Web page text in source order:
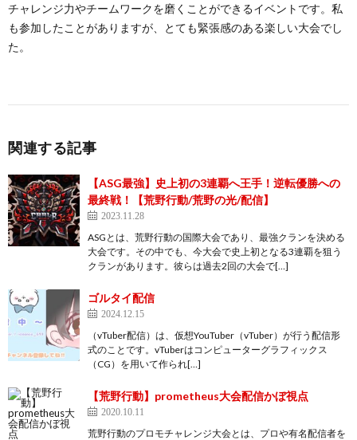
チャレンジ力やチームワークを磨くことができるイベントです。私
も参加したことがありますが、とても緊張感のある楽しい大会でし
た。
関連する記事
【ASG最強】史上初の3連覇へ王手！逆転優勝への
最終戦！【荒野行動/荒野の光/配信】
2023.11.28
ASGとは、荒野行動の国際大会であり、最強クランを決める
大会です。その中でも、今大会で史上初となる3連覇を狙う
クランがあります。彼らは過去2回の大会で[…]
ゴルタイ配信
2024.12.15
（vTuber配信）は、仮想YouTuber（vTuber）が行う配信形
式のことです。vTuberはコンピューターグラフィックス
（CG）を用いて作られ[…]
【荒野行動】prometheus大会配信かぼ視点
2020.10.11
荒野行動のプロモチャレンジ大会とは、プロや有名配信者を